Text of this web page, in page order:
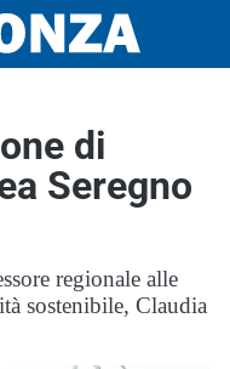
di
Seregno
regionale alle
sostenibile, Claudia